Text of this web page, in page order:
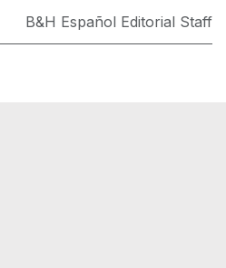
B&H Español Editorial Staff